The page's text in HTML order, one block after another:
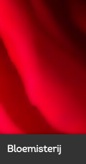
Back to index